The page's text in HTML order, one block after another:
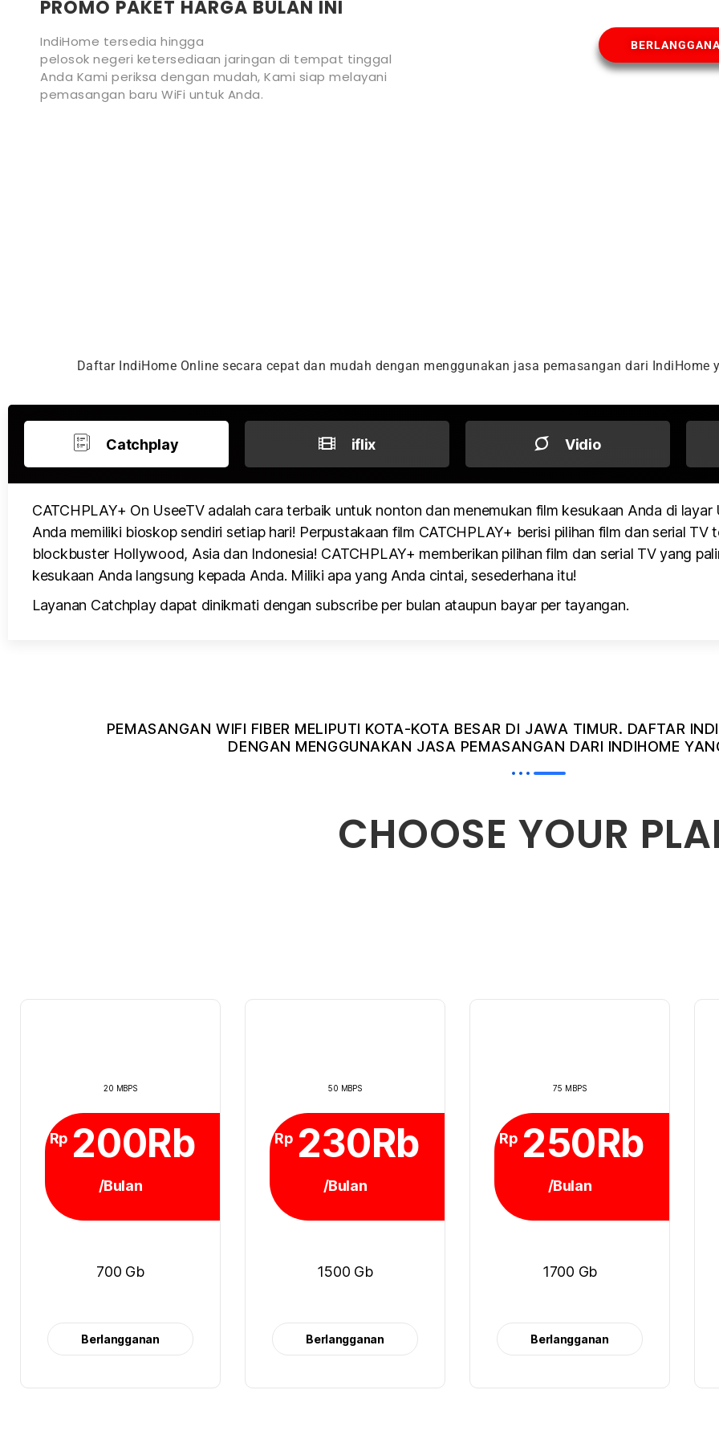
PROMO PAKET HARGA BULAN INI
IndiHome tersedia hingga
pelosok negeri ketersediaan jaringan di tempat tinggal
Anda Kami periksa dengan mudah, Kami siap melayani
pemasangan baru WiFi untuk Anda.
Daftar IndiHome Online secara cepat dan mudah dengan menggunakan jasa pemasangan dari IndiHome
Catchplay iflix Vidio
CATCHPLAY+ On UseeTV adalah cara terbaik untuk nonton dan menemukan film kesukaan Anda di layar
Anda memiliki bioskop sendiri setiap hari! Perpustakaan film CATCHPLAY+ berisi pilihan film dan serial TV
blockbuster Hollywood, Asia dan Indonesia! CATCHPLAY+ memberikan pilihan film dan serial TV yang
kesukaan Anda langsung kepada Anda. Miliki apa yang Anda cintai, sesederhana itu!
Layanan Catchplay dapat dinikmati dengan subscribe per bulan ataupun bayar per tayangan.
PEMASANGAN WIFI FIBER MELIPUTI KOTA-KOTA BESAR DI JAWA TIMUR. DAFTAR
DENGAN MENGGUNAKAN JASA PEMASANGAN DARI INDIHOME
CHOOSE YOUR
20 MBPS
Rp 200Rb
/Bulan
700 Gb
Berlangganan
50 MBPS
Rp 230Rb
/Bulan
1500 Gb
Berlangganan
75 MBPS
Rp 250Rb
/Bulan
1700 Gb
Berlangganan